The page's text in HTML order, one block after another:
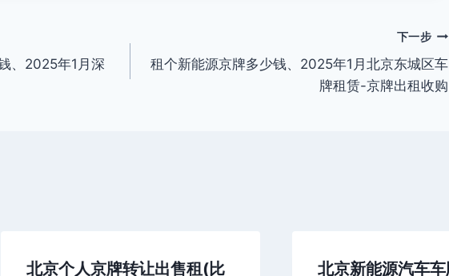
、2025年1月深
下一步
租个新能源京牌多少钱、2025年1月北京东城区车
牌租赁-京牌出租收购
北京个人京牌转让出售租(比
北京新能源汽车